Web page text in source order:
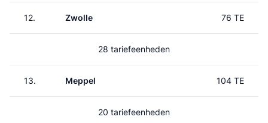
12. Zwolle 76 TE
28 tariefeenheden
13. Meppel 104 TE
20 tariefeenheden